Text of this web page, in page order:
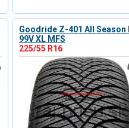
Goodride Z-401 All Season
99V XL MFS
225/55 R16